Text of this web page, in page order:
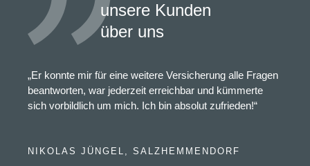
unsere Kunden
über uns
„Er konnte mir für eine weitere Versicherung alle Fragen
beantworten, war jederzeit erreichbar und kümmerte
sich vorbildlich um mich. Ich bin absolut zufrieden!“
NIKOLAS JÜNGEL, SALZHEMMENDORF